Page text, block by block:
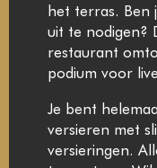
het terras. Ben
uit te nodigen?
restaurant
podium voor
Je bent
versieren met
versieringen.